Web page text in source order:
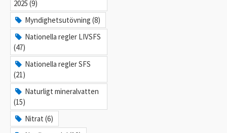
2025 (9)
Myndighetsutövning (8)
Nationella regler LIVSFS
(47)
Nationella regler SFS
(21)
Naturligt mineralvatten
(15)
Nitrat (6)